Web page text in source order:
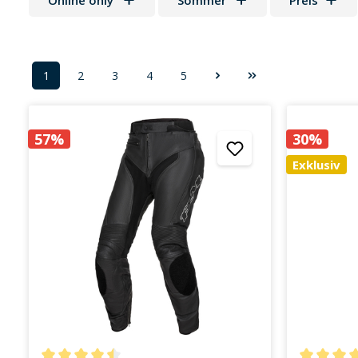
Seite
1 Seite
2 Seite
3 Seite
4 Seite
5
57% 30%
Exklusiv